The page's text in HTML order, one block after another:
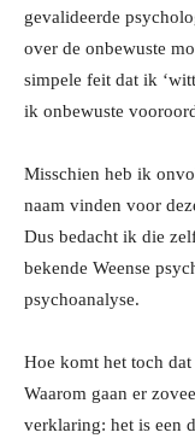
gevalideerde
over de onbewuste
simpele feit dat ik
ik onbewuste
Misschien heb ik
naam vinden voor
Dus bedacht ik die
bekende Weense
psychoanalyse.
Hoe komt het toch
Waarom gaan er
verklaring: het is een